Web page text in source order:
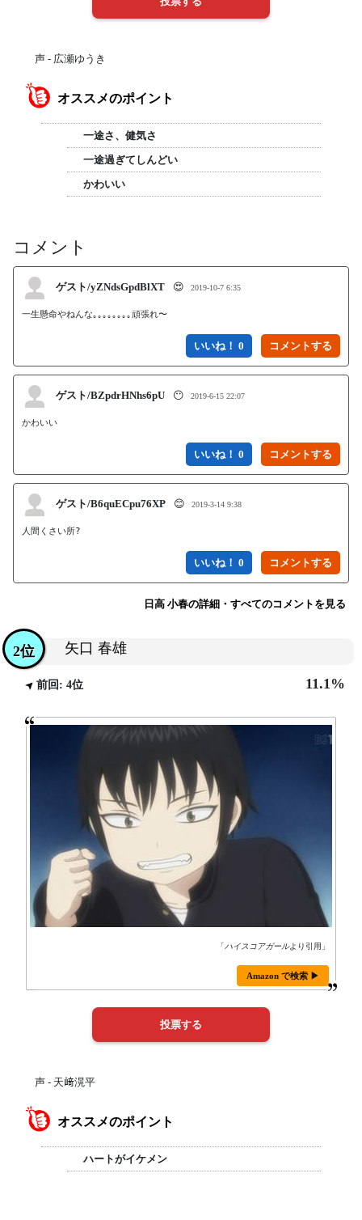
声 - 広瀬ゆうき
オススメのポイント
一途さ、健気さ
一途過ぎてしんどい
かわいい
コメント
ゲスト/yZNdsGpdBlXT 😍 2019-10-7 6:35
いいね！ 0
ゲスト/BZpdrHNhs6pU 😶 2019-6-15 22:07
かわいい
いいね！ 0
ゲスト/B6quECpu76XP 😊 2019-3-14 9:38
人間くさい所?
いいね！ 0
日高 小春の詳細・すべてのコメントを見る
矢口 春雄
2位
前回: 4位 11.1%
「ハイスコアガールより引用」
Amazon で検索 ▶
声 - 天﨑滉平
オススメのポイント
ハートがイケメン